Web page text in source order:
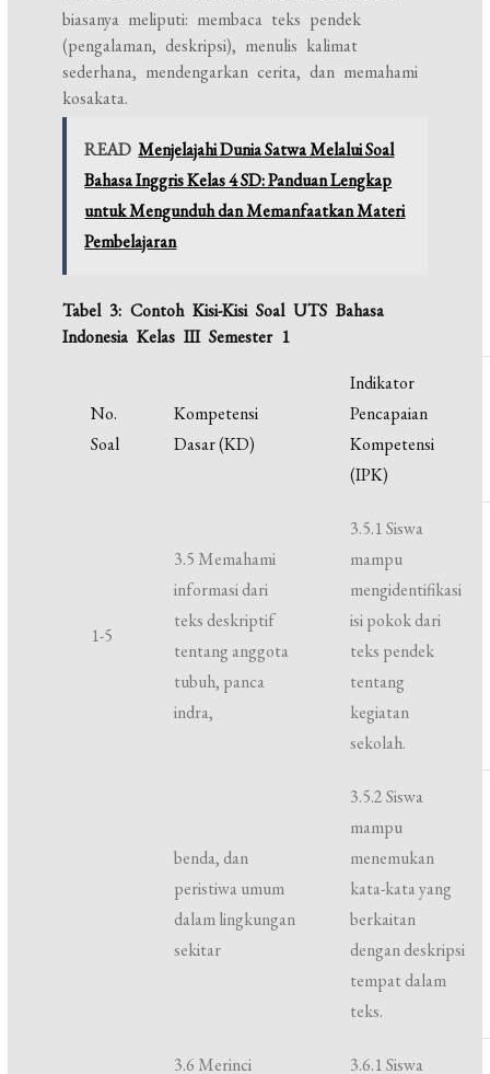
biasanya meliputi: membaca teks pendek
(pengalaman, deskripsi), menulis kalimat
sederhana, mendengarkan cerita, dan memahami
kosakata.
READ Menjelajahi Dunia Satwa Melalui Soal
Bahasa Inggris Kelas 4 SD: Panduan Lengkap
untuk Mengunduh dan Memanfaatkan Materi
Pembelajaran
Tabel 3: Contoh Kisi-Kisi Soal UTS Bahasa
Indonesia Kelas III Semester 1
No.
Soal
Kompetensi
Dasar (KD)
Indikator
Pencapaian
Kompetensi
(IPK)
1-5
3.5 Memahami
informasi dari
teks deskriptif
tentang anggota
tubuh, panca
indra,
3.5.1 Siswa
mampu
mengidentifikasi
isi pokok dari
teks pendek
tentang
kegiatan
sekolah.
benda, dan
peristiwa umum
dalam lingkungan
sekitar
3.5.2 Siswa
mampu
menemukan
kata-kata yang
berkaitan
dengan deskripsi
tempat dalam
teks.
3.6 Merinci 3.6.1 Siswa